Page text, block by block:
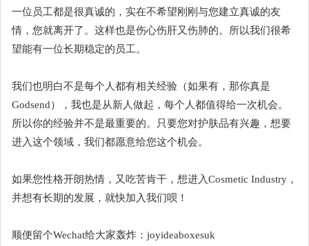
一位员工都是很真诚的，实在不希望刚刚与您建立真诚的友
情，您就离开了。这样也是伤心伤肝又伤肺的。所以我们很希
望能有一位长期稳定的员工。
我们也明白不是每个人都有相关经验（如果有，那你真是
Godsend），我也是从新人做起，每个人都值得给一次机会。
所以你的经验并不是最重要的。只要您对护肤品有兴趣，想要
进入这个领域，我们都愿意给您这个机会。
如果您性格开朗热情，又吃苦肯干，想进入Cosmetic Industry，
并想有长期的发展，就快加入我们呗！
顺便留个Wechat给大家轰炸：joyideaboxesuk